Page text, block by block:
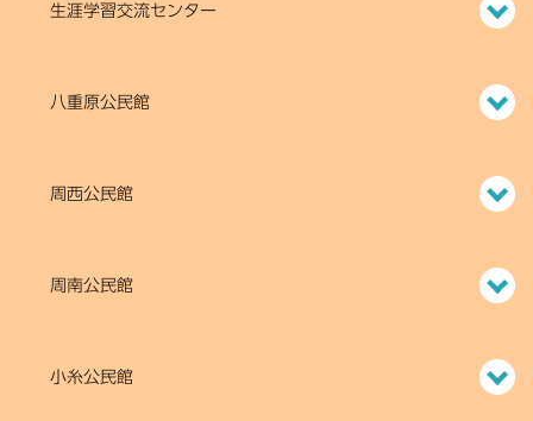
生涯学習交流センター
八重原公民館
周西公民館
周南公民館
小糸公民館